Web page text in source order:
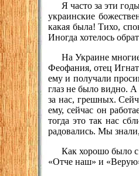
Я часто за эти
украинские
какая была! Тихо,
Иногда хотелось
На Украине
Феофания, отец
ему и получали
глаз не было видно.
за нас, грешных.
ему, сейчас он
тогда это так нас
радовались. Мы
Как хорошо было с
«Отче наш» и